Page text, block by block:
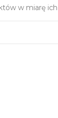
w miarę